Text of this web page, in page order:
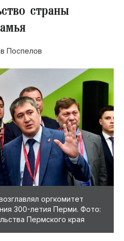
страны
Поспелов
оргкомитет
300-летия Перми. Фото:
Пермского края